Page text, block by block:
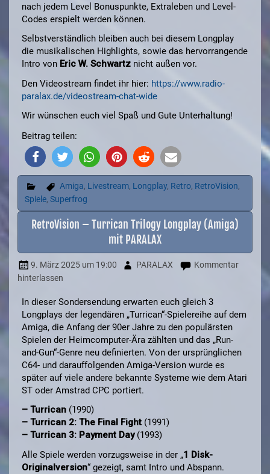
nach jedem Level Bonuspunkte, Extraleben und Level-
Codes erspielt werden können.
Selbstverständlich bleiben auch bei diesem Longplay
die musikalischen Highlights, sowie das hervorrangende
Intro von Eric W. Schwartz nicht außen vor.
Den Videostream findet ihr hier: https://www.radio-
paralax.de/videostream-chat-wide
Wir wünschen euch viel Spaß und Gute Unterhaltung!
Beitrag teilen:
Amiga, Livestream, Longplay, Retro, RetroVision,
Spiele,Superfrog
RetroVision – Turrican Trilogy Longplay (Amiga)
mit PARALAX
9. März 2025um 19:00 PARALAX
Kommentar
hinterlassen
In dieser Sondersendung erwarten euch gleich 3
Longplays der legendären „Turrican“-Spielereihe auf dem
Amiga, die Anfang der 90er Jahre zu den populärsten
Spielen der Heimcomputer-Ära zählten und das „Run-
and-Gun“-Genre neu definierten. Von der ursprünglichen
C64- und darauffolgenden Amiga-Version wurde es
später auf viele andere bekannte Systeme wie dem Atari
ST oder Amstrad CPC portiert.
– Turrican (1990)
– Turrican 2: The Final Fight (1991)
– Turrican 3: Payment Day(1993)
Alle Spiele werden vorzugsweise in der „1 Disk-
Originalversion“ gezeigt, samt Intro und Abspann.